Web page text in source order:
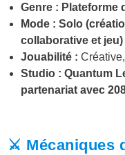
Genre : Plateforme
Mode : Solo
collaborative et jeu)
Jouabilité :
Studio : Quantum
partenariat avec
⚔️ Mécaniques